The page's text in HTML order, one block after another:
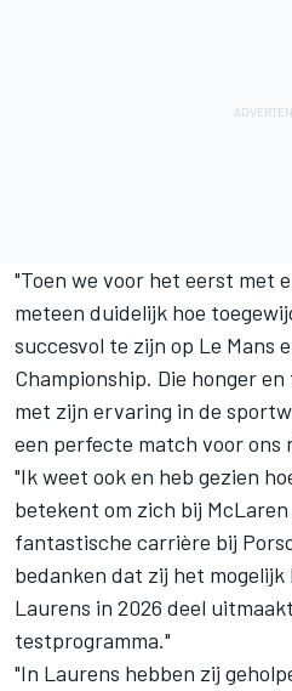
"Toen we voor het eerst met
meteen duidelijk hoe
succesvol te zijn op Le Mans
Championship. Die honger
met zijn ervaring in de
een perfecte match voor ons
"Ik weet ook en heb gezien
betekent om zich bij
fantastische carrière bij
bedanken dat zij het
Laurens in 2026 deel
testprogramma."
"In Laurens hebben zij